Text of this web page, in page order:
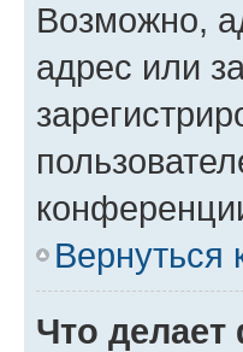
Возможно,
адрес или
Вернуться
Что